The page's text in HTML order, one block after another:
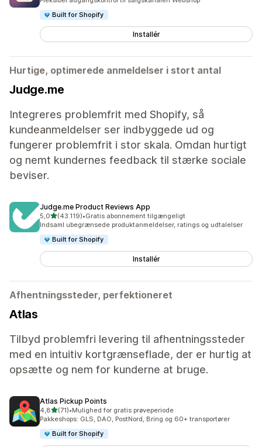
Built for Shopify
Installér
Hurtige, optimerede anmeldelser i stort antal
Judge.me
Integreres problemfrit med Shopify, så
kundeanmeldelser ser indbyggede ud og
fungerer problemfrit i stor skala. Omdan hurtigt
og nemt kundernes feedback til stærke sociale
beviser.
Judge.me Product Reviews App
5,0ud af 5 stjerner
(43.119)
43119 anmeldelser i alt
•Gratis abonnement tilgængeligt
Indsaml ubegrænsede produktanmeldelser, ratings og udtalelser
Built for Shopify
Installér
Afhentningssteder, perfektioneret
Atlas
Tilbyd problemfri levering til afhentningssteder
med en intuitiv kortgrænseflade, der er hurtig at
opsætte og nem for kunderne at bruge.
Atlas Pickup Points
4,8ud af 5 stjerner
(71)
71 anmeldelser i alt
•Mulighed for gratis prøveperiode
Pakkeshops: GLS, DAO, PostNord, Bring og 60+ transportører
Built for Shopify